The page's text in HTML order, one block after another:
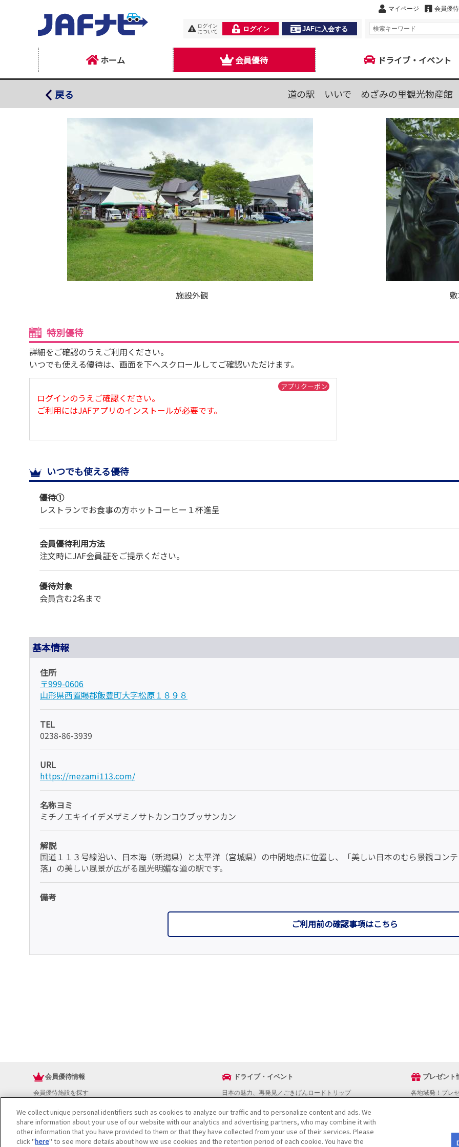
マイページ 会員優
ログイン
について
ログイン JAFに入会する
ホーム 会員優待 ドライブ・イベント
戻る 道の駅 いいで めざみの里観光物産館
道の駅 いいで めざみの里観光物産館
施設外観
特別優待
詳細をご確認のうえご利用ください。
いつでも使える優待は、画面を下へスクロールしてご確認いただけます。
アプリクーポン
ログインのうえご確認ください。
ご利用にはJAFアプリのインストールが必要です。
いつでも使える優待
優待①
レストランでお食事の方ホットコーヒー１杯進呈
会員優待利用方法
注文時にJAF会員証をご提示ください。
優待対象
会員含む2名まで
基本情報
住所
〒999-0606
山形県西置賜郡飯豊町大字松原１８９８
TEL
0238-86-3939
URL
https://mezami113.com/
名称ヨミ
ミチノエキイイデメザミノサトカンコウブッサンカン
解説
国道１１３号線沿い、日本海（新潟県）と太平洋（宮城県）の中間地点に位置し、「美しい日本のむら景観コン
落」の美しい風景が広がる風光明媚な道の駅です。
備考
ご利用前の確認事項はこちら
会員優待情報
会員優待施設を探す
新規優待施設
海外で使える会員優待サービス
JAFプレミアムサービス
ドライブ・イベント
日本の魅力、再発見／ごきげんロードトリップ
おでかけスポットを探す
ドライブコースを探す
イベントを探す
プレゼント
各地域発！プレ
We collect unique personal identifiers such as cookies to analyze our traffic and to personalize content and ads. We
share information about your use of our website with our analytics and advertising partners, who may combine it with
other information that you have provided to them or that they have collected from your use of their services. Please
click "here" to see more details about how we use cookies and the retention period of each cookie. You have the